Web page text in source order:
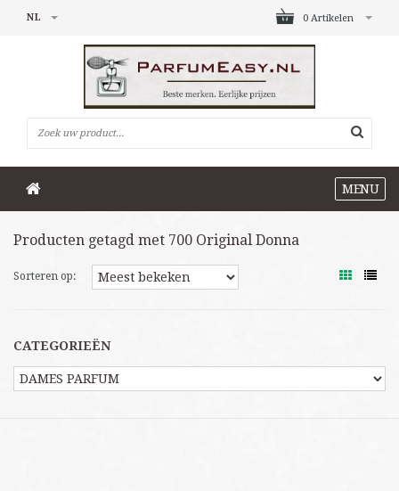
0 Artikelen
NL
MENU
Producten getagd met 700 Original Donna
Sorteren op:
CATEGORIEËN